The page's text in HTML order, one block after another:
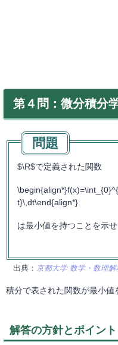
第４問：微分積分
$\R$で定義された関数
t}\,dt\end{align*}
は最小値を持つことを示せ
出典： 京都大学 数学・数理
積分で表された関数が最小値
解答の方針とポイント